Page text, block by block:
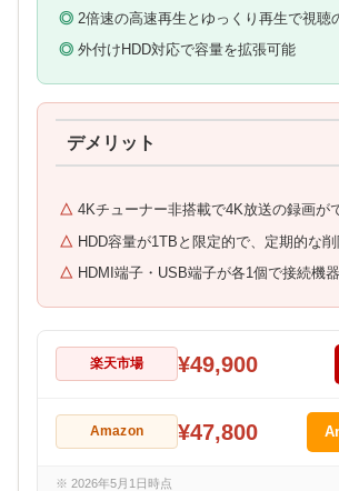
2倍速の高速再生とゆっくり再生で視聴
外付けHDD対応で容量を拡張可能
デメリット
4Kチューナー非搭載で4K放送の録画が
HDD容量が1TBと限定的で、定期的な
HDMI端子・USB端子が各1個で接続機
楽天市場 ¥49,900
Amazon ¥47,800
※ 2026年5月1日時点